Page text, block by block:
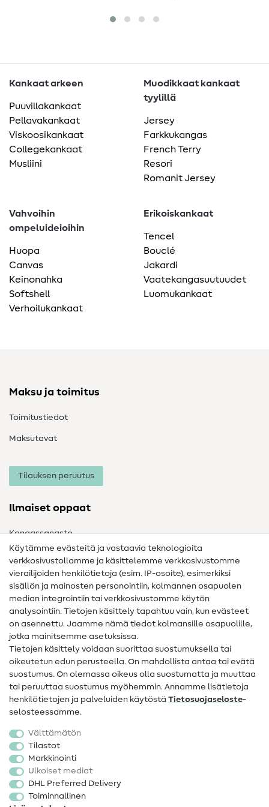
Kankaat arkeen
Puuvillakankaat
Pellavakankaat
Viskoosikankaat
Collegekankaat
Musliini
Muodikkaat kankaat
tyylillä
Jersey
Farkkukangas
French Terry
Resori
Romanit Jersey
Vahvoihin
ompeluideioihin
Huopa
Canvas
Keinonahka
Softshell
Verhoilukankaat
Erikoiskankaat
Tencel
Bouclé
Jakardi
Vaatekangasuutuudet
Luomukankaat
Maksu ja toimitus
Toimitustiedot
Maksutavat
Tilauksen peruutus
Ilmaiset oppaat
Kangassanasto
Ompelusanasto
Ompeluohjeet
Apua ja yhteystiedot
Yhteystiedot
Tietoa omistajanvaihdoksesta
Peruutusoikeus
Suosittu
Kankaat
Ompelutarvikkeet
Ale
Käytämme evästeitä ja vastaavia teknologioita
verkkosivustollamme ja käsittelemme verkkosivustomme
vierailijoiden henkilötietoja (esim. IP-osoite), esimerkiksi
sisällön ja mainosten personointiin, kolmannen osapuolen
median integrointiin tai verkkosivustomme käytön
analysointiin. Tietojen käsittely tapahtuu vain, kun evästeet
on asennettu. Jaamme nämä tiedot kolmansille osapuolille,
jotka mainitsemme asetuksissa.
Tietojen käsittely voidaan suorittaa suostumuksella tai
oikeutetun edun perusteella. On mahdollista antaa tai evätä
suostumus. On olemassa oikeus olla suostumatta ja muuttaa
tai peruuttaa suostumus myöhemmin. Annamme lisätietoja
henkilötietojen ja palveluiden käytöstä Tietosuojaseloste-
selosteessamme.
Välttämätön
Tilastot
Markkinointi
Ulkoiset mediat
DHL Preferred Delivery
Toiminnallinen